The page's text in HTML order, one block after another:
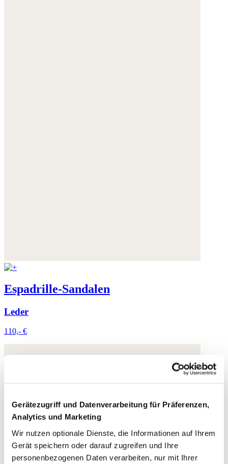
Gerätezugriff und Datenverarbeitung für Präferenzen,
Analytics und Marketing
Wir nutzen optionale Dienste, die Informationen auf Ihrem
Gerät speichern oder darauf zugreifen und Ihre
personenbezogenen Daten verarbeiten, nur mit Ihrer
Espadrille-Sandalen
Leder
110,- €